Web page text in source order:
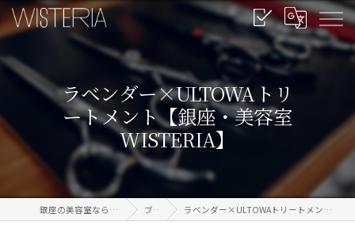
ラベンダー×ULTOWAトリ
ートメント【銀座・美容室
WISTERIA】
銀座の美容室なら信頼のWISTERIA ブログ ラベンダー×ULTOWAトリートメント【銀座・美容室WISTERIA】